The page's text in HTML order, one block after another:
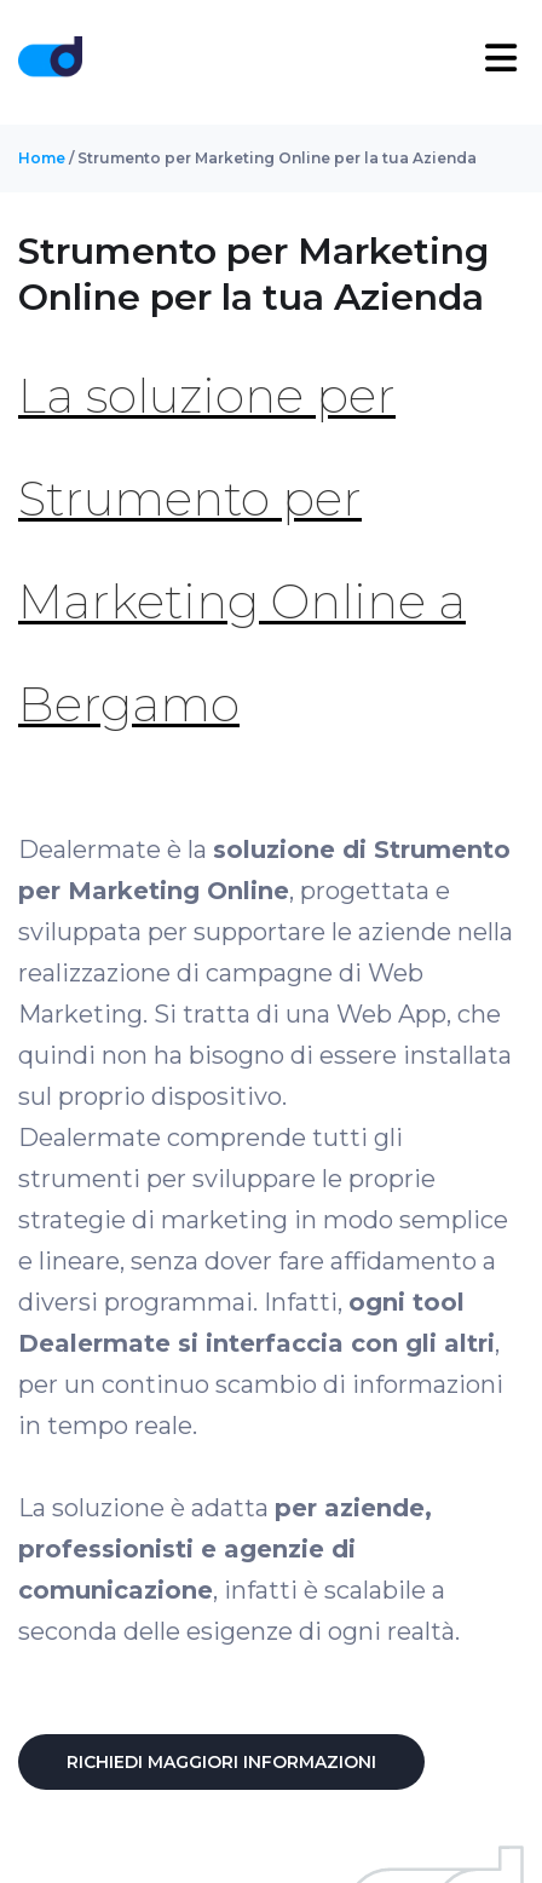
Home / Strumento per Marketing Online per la tua Azienda
Strumento per Marketing
Online per la tua Azienda
La soluzione per
Strumento per
Marketing Online a
Bergamo
Dealermate è la soluzione di Strumento
per Marketing Online, progettata e
sviluppata per supportare le aziende nella
realizzazione di campagne di Web
Marketing. Si tratta di una Web App, che
quindi non ha bisogno di essere installata
sul proprio dispositivo.
Dealermate comprende tutti gli
strumenti per sviluppare le proprie
strategie di marketing in modo semplice
e lineare, senza dover fare affidamento a
diversi programmai. Infatti, ogni tool
Dealermate si interfaccia con gli altri,
per un continuo scambio di informazioni
in tempo reale.
La soluzione è adatta per aziende,
professionisti e agenzie di
comunicazione, infatti è scalabile a
seconda delle esigenze di ogni realtà.
RICHIEDI MAGGIORI INFORMAZIONI